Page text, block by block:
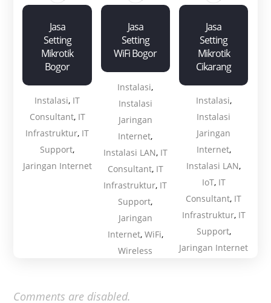
Jasa
Setting
Mikrotik
Bogor
Instalasi, IT
Consultant, IT
Infrastruktur, IT
Support,
Jaringan Internet
Jasa
Setting
WiFi Bogor
Instalasi,
Instalasi
Jaringan
Internet,
Instalasi LAN, IT
Consultant, IT
Infrastruktur, IT
Support,
Jaringan
Internet, WiFi,
Wireless
Jasa
Setting
Mikrotik
Cikarang
Instalasi,
Instalasi
Jaringan
Internet,
Instalasi LAN,
IoT, IT
Consultant, IT
Infrastruktur, IT
Support,
Jaringan Internet
Comments are disabled.